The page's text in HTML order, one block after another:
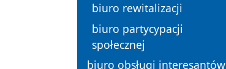
biuro rewitalizacji
biuro partycypacji
społecznej
biuro obsługi interesantów